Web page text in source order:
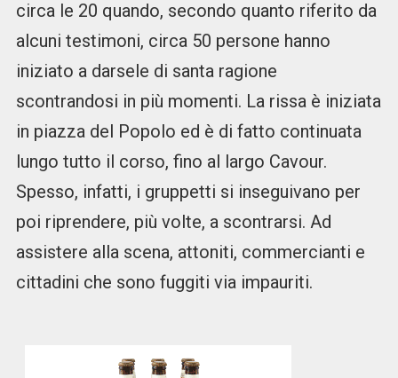
circa le 20 quando, secondo quanto riferito da
alcuni testimoni, circa 50 persone hanno
iniziato a darsele di santa ragione
scontrandosi in più momenti. La rissa è iniziata
in piazza del Popolo ed è di fatto continuata
lungo tutto il corso, fino al largo Cavour.
Spesso, infatti, i gruppetti si inseguivano per
poi riprendere, più volte, a scontrarsi. Ad
assistere alla scena, attoniti, commercianti e
cittadini che sono fuggiti via impauriti.